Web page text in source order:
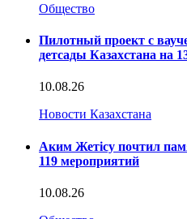
Общество
Пилотный проект с
детсады Казахстана на
10.08.26
Новости Казахстана
Аким Жетісу почтил
119 мероприятий
10.08.26